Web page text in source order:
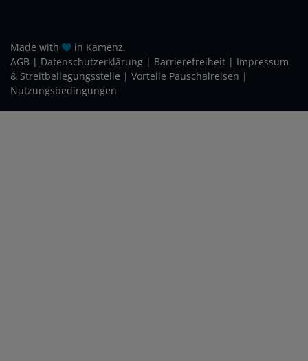
Made with
in Kamenz.
AGB | Daten­schutz­erklärung | Barrierefreiheit | Impressum
& Streitbeilegungsstelle | Vorteile Pauschalreisen |
Nutzungsbedingungen